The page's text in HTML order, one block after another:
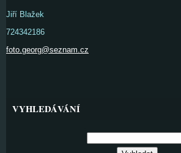
Jiří Blažek
724342186
foto.georg@seznam.cz
VYHLEDÁVÁNÍ